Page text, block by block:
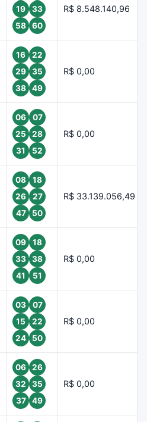
19
33
58
60
R$ 8.548.140,96
16
22
29
35
38
49
R$ 0,00
06
07
25
28
31
52
R$ 0,00
08
18
26
27
47
50
R$ 33.139.056,49
09
18
33
38
41
51
R$ 0,00
03
07
15
22
24
50
R$ 0,00
06
26
32
35
37
49
R$ 0,00